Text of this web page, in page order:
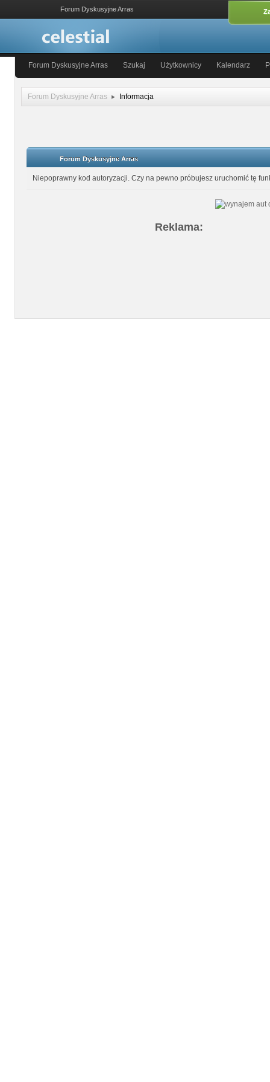
Forum Dyskusyjne Arras
Forum Dyskusyjne Arras Szukaj Użytkownicy Kalendarz
Forum Dyskusyjne Arras Informacja
Forum Dyskusyjne Arras
Niepoprawny kod autoryzacji. Czy na pewno próbujesz uruchomić tę
Reklama: